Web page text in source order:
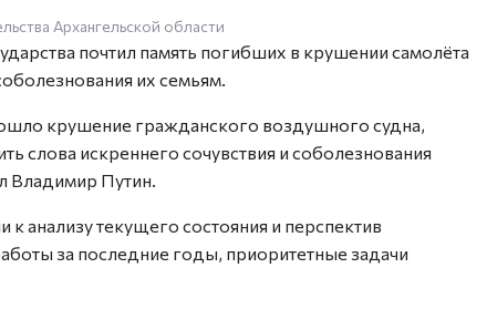
Архангельской области
почтил память погибших в крушении самолёта
их семьям.
крушение гражданского воздушного судна,
слова искреннего сочувствия и соболезнования
Владимир Путин.
к анализу текущего состояния и перспектив
за последние годы, приоритетные задачи